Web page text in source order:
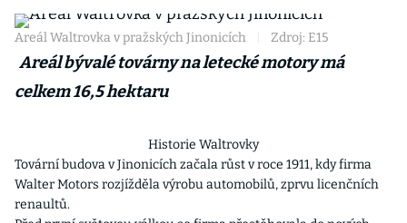
Areál Waltrovka v pražských Jinonicích Zdroj: E15
Areál bývalé továrny na letecké motory má
celkem 16,5 hektaru
Historie Waltrovky
Tovární budova v Jinonicích začala růst v roce 1911, kdy firma
Walter Motors rozjížděla výrobu automobilů, zprvu licenčních
renaultů.